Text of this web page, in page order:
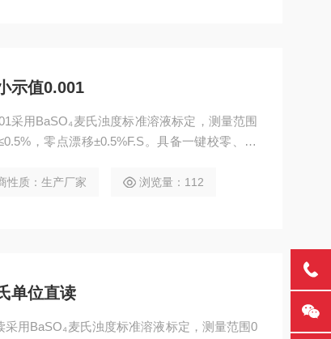
示值0.001
采用BaSO₄麦氏浊度标准溶液标定，测量范围
，零点漂移±0.5%F.S。具备一键校零、20
性质：生产厂家 浏览量：112
单位直读
用BaSO₄麦氏浊度标准溶液标定，测量范围0